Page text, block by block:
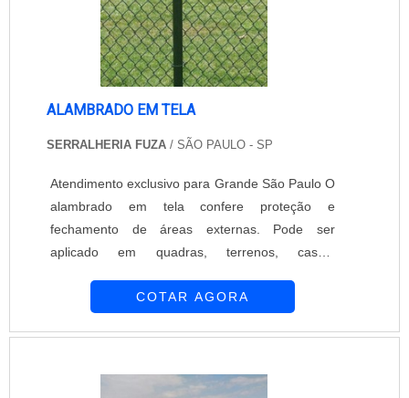
ALAMBRADO EM TELA
SERRALHERIA FUZA / SÃO PAULO - SP
Atendimento exclusivo para Grande São Paulo O
alambrado em tela confere proteção e
fechamento de áreas externas. Pode ser
aplicado em quadras, terrenos, casas,
tipos de indústria. É fabricado em arame
para segurança e durabilidade de sua utilização.
COTAR AGORA